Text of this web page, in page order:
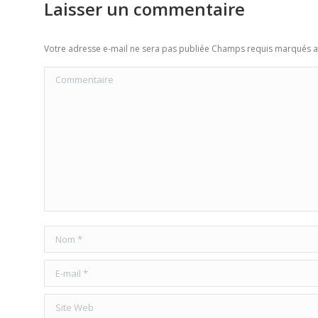
Laisser un commentaire
Votre adresse e-mail ne sera pas publiée Champs requis marqués
Commentaire
Nom *
E-mail *
Site Web